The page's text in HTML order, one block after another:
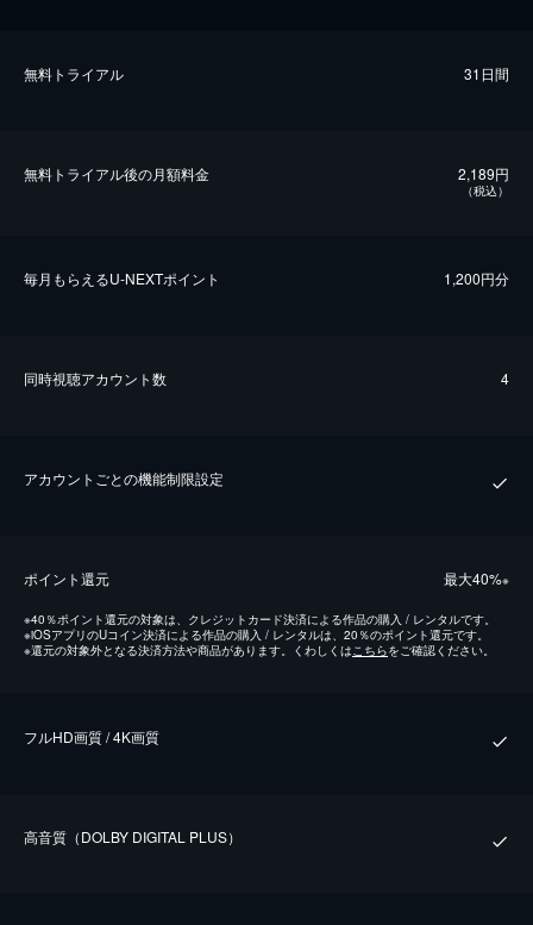
無料トライアル 31日間
無料トライアル後の⽉額料金 2,189円
（税込）
毎⽉もらえるU-NEXTポイント 1,200円分
同時視聴アカウント数 4
アカウントごとの機能制限設定
ポイント還元 最⼤40%※
※40％ポイント還元の対象は、クレジットカード決済による作品の購入 / レンタルです。
※iOSアプリのUコイン決済による作品の購入 / レンタルは、20％のポイント還元です。
※還元の対象外となる決済方法や商品があります。くわしくはこちらをご確認ください。
フルHD画質 / 4K画質
⾼⾳質（DOLBY DIGITAL PLUS）